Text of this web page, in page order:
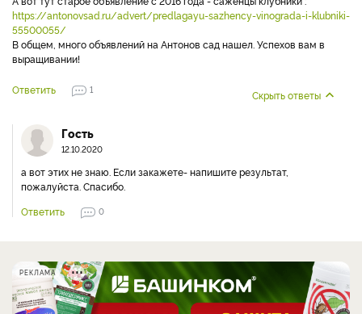
https://antonovsad.ru/advert/predlagayu-sazhency-vinograda-i-klubniki-
55500055/
В общем, много объявлений на Антонов сад нашел. Успехов вам в
выращивании!
Ответить 1 Скрыть ответы
Гость
12.10.2020
а вот этих не знаю. Если закажете- напишите результат,
пожалуйста. Спасибо.
Ответить
0
РЕКЛАМА